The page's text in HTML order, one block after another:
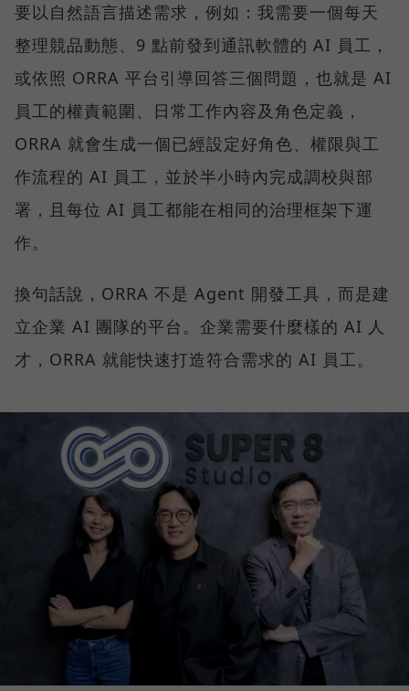
要以自然語言描述需求，例如：我需要一個每天
整理競品動態、9 點前發到通訊軟體的 AI 員工，
或依照 ORRA 平台引導回答三個問題，也就是 AI
員工的權責範圍、日常工作內容及角色定義，
ORRA 就會生成一個已經設定好角色、權限與工
作流程的 AI 員工，並於半小時內完成調校與部
署，且每位 AI 員工都能在相同的治理框架下運
作。
換句話說，ORRA 不是 Agent 開發工具，而是建
立企業 AI 團隊的平台。企業需要什麼樣的 AI 人
才，ORRA 就能快速打造符合需求的 AI 員工。